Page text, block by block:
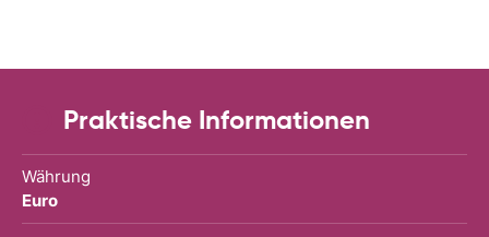
Praktische Informationen
Währung
Euro